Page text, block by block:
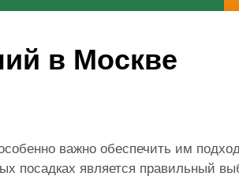
в Москве
важно обеспечить им
посадках является правильный